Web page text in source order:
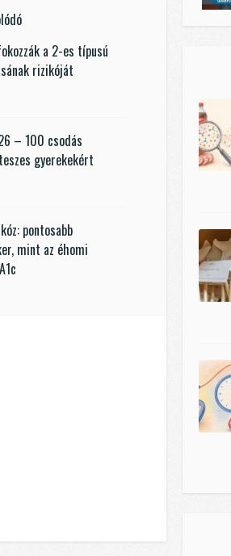
a 2-es típusú
rizikóját
– 100 csodás
gyerekekért
pontosabb
mint az éhomi